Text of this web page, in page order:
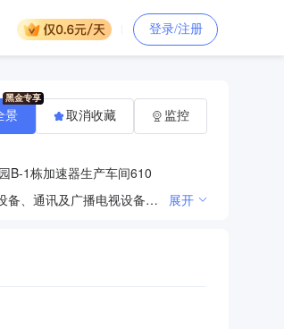
登录/注册
B-1栋加速器生产车间610
信息技术咨询服务；信息系统集成服务；计算机技术开发、技术服务；计算机科学技术研究服务；软件、计算机零配件、办公设备、通讯及广播电视设备批发；舞台灯光、音响设备安装服务；广播电视设备制造；广播系统工程服务；室内装饰、设计；计算机网络平台的开发及建设；电气设备系统集成；信息处理和存储支持服务；网络技术的研发；教学设备的研究、计算机硬件开发；计算机、计算机辅助设备、计算机检测控制系统、人脸识别系统、人脸识别设备、计算机硬件、多媒体系统、计算机软件、电子产品销售；互联网信息技术咨询。（依法须经批准的项目，经相关部门批准后方可开展经营活动，未经批准不得从事P2P网贷、股权众筹、互联网保险、资管及跨界从事金融、第三方支付、虚拟货币交易、ICO、非法外汇等互联网金融业务） 展开
景 取消收藏 监控